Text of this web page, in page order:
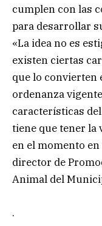
cumplen con las
para desarrollar
«La idea no es
existen ciertas
que lo convierten
ordenanza
características
tiene que tener la
en el momento
director de
Animal del
.